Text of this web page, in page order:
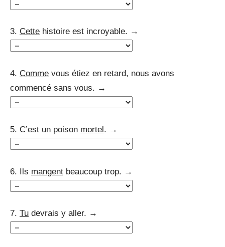
3. Cette histoire est incroyable. →
4. Comme vous étiez en retard, nous avons
commencé sans vous. →
5. C’est un poison mortel. →
6. Ils mangent beaucoup trop. →
7. Tu devrais y aller. →